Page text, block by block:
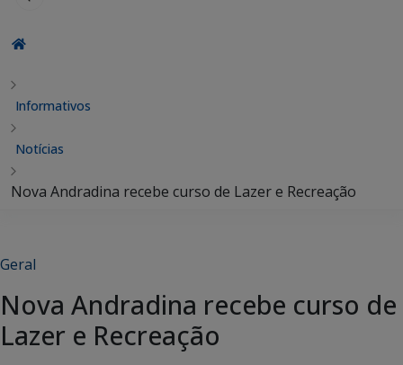
Informativos
Notícias
Nova Andradina recebe curso de Lazer e Recreação
Geral
Nova Andradina recebe curso de
Lazer e Recreação